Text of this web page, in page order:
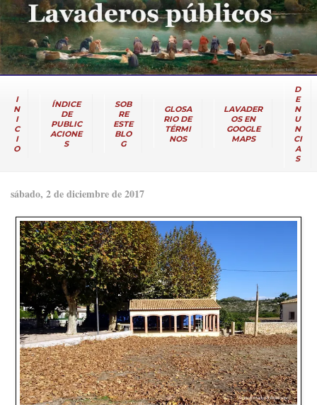
I
N
I
C
I
O
ÍNDICE
DE
PUBLIC
ACIONE
S
SOB
RE
ESTE
BLO
G
GLOSA
RIO DE
TÉRMI
NOS
LAVADER
OS EN
GOOGLE
MAPS
D
E
N
U
N
CI
A
S
sábado, 2 de diciembre de 2017